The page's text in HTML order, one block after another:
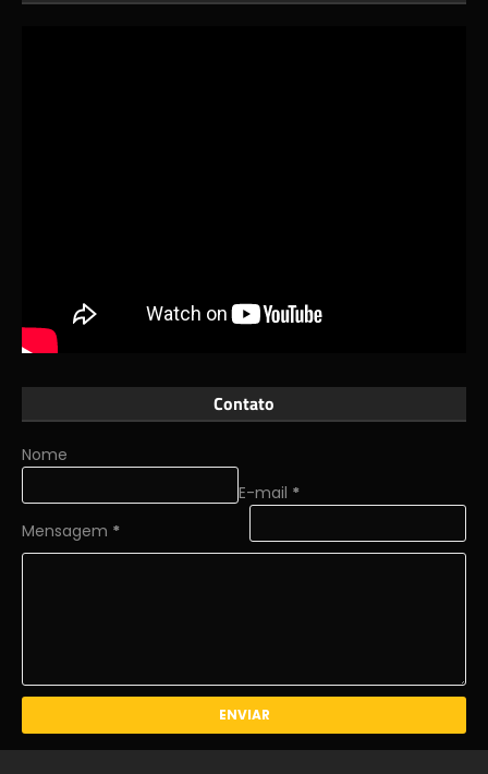
Contato
Nome
E-mail *
Mensagem *